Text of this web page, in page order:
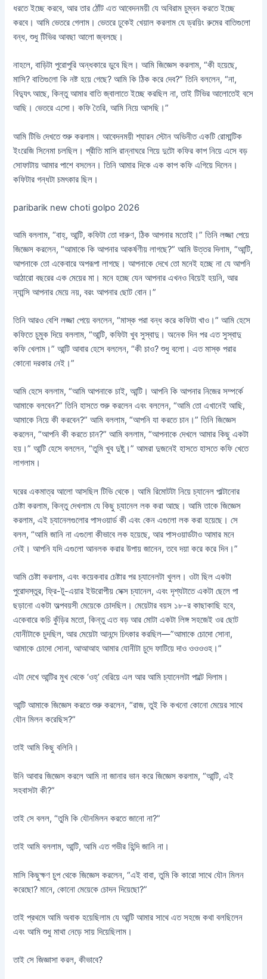
ধরতে ইচ্ছে করবে, আর তার ঠোঁট এত ​​আবেদনময়ী যে অবিরাম চুম্বন করতে ইচ্ছে
করবে। আমি ভেতরে গেলাম। ভেতরে ঢুকেই খেয়াল করলাম যে ড্রয়িং রুমের বাতিগুলো
বন্ধ, শুধু টিভির আবছা আলো জ্বলছে।
নাহলে, বাড়িটা পুরোপুরি অন্ধকারে ডুবে ছিল। আমি জিজ্ঞেস করলাম, “কী হয়েছে,
মাসি? বাতিগুলো কি নষ্ট হয়ে গেছে? আমি কি ঠিক করে দেব?” তিনি বললেন, “না,
বিদ্যুৎ আছে, কিন্তু আমার বাতি জ্বালাতে ইচ্ছে করছিল না, তাই টিভির আলোতেই বসে
আছি। ভেতরে এসো। কফি তৈরি, আমি নিয়ে আসছি।”
আমি টিভি দেখতে শুরু করলাম। আবেদনময়ী শ্যারন স্টোন অভিনীত একটি রোমান্টিক
ইংরেজি সিনেমা চলছিল। প্রীতি মাসি রান্নাঘরে গিয়ে দুটো কফির কাপ নিয়ে এসে বড়
সোফাটায় আমার পাশে বসলেন। তিনি আমার দিকে এক কাপ কফি এগিয়ে দিলেন।
কফিটার গন্ধটা চমৎকার ছিল।
paribarik new choti golpo 2026
আমি বললাম, “বাহ্, আন্টি, কফিটা তো দারুণ, ঠিক আপনার মতোই।” তিনি লজ্জা পেয়ে
জিজ্ঞেস করলেন, “আমাকে কি আপনার আকর্ষণীয় লাগছে?” আমি উত্তর দিলাম, “আন্টি,
আপনাকে তো একেবারে অপরূপা লাগছে। আপনাকে দেখে তো মনেই হচ্ছে না যে আপনি
আঠারো বছরের এক মেয়ের মা। মনে হচ্ছে যেন আপনার এখনও বিয়েই হয়নি, আর
ন্যান্সি আপনার মেয়ে নয়, বরং আপনার ছোট বোন।”
তিনি আরও বেশি লজ্জা পেয়ে বললেন, “মাস্ক পরা বন্ধ করে কফিটা খাও।” আমি হেসে
কফিতে চুমুক দিয়ে বললাম, “আন্টি, কফিটা খুব সুস্বাদু। অনেক দিন পর এত সুস্বাদু
কফি খেলাম।” আন্টি আবার হেসে বললেন, “কী চাও? শুধু বলো। এত মাস্ক পরার
কোনো দরকার নেই।”
আমি হেসে বললাম, “আমি আপনাকে চাই, আন্টি। আপনি কি আপনার নিজের সম্পর্কে
আমাকে বলবেন?” তিনি হাসতে শুরু করলেন এবং বললেন, “আমি তো এখানেই আছি,
আমাকে নিয়ে কী করবেন?” আমি বললাম, “আপনি যা করতে চান।” তিনি জিজ্ঞেস
করলেন, “আপনি কী করতে চান?” আমি বললাম, “আপনাকে দেখলে আমার কিছু একটা
হয়।” আন্টি হেসে বললেন, “তুমি খুব দুষ্টু।” আমরা দুজনেই হাসতে হাসতে কফি খেতে
লাগলাম।
ঘরের একমাত্র আলো আসছিল টিভি থেকে। আমি রিমোটটা নিয়ে চ্যানেল পাল্টানোর
চেষ্টা করলাম, কিন্তু দেখলাম যে কিছু চ্যানেল লক করা আছে। আমি তাকে জিজ্ঞেস
করলাম, এই চ্যানেলগুলোর পাসওয়ার্ড কী এবং কেন এগুলো লক করা হয়েছে। সে
বলল, “আমি জানি না এগুলো কীভাবে লক হয়েছে, আর পাসওয়ার্ডটাও আমার মনে
নেই। আপনি যদি এগুলো আনলক করার উপায় জানেন, তবে দয়া করে করে দিন।”
আমি চেষ্টা করলাম, এবং কয়েকবার চেষ্টার পর চ্যানেলটা খুলল। ওটা ছিল একটা
পুরোদস্তুর, ফ্রি-টু-এয়ার ইউরোপীয় সেক্স চ্যানেল, এবং দৃশ্যটাতে একটা ছেলে পা
ছড়ানো একটা অল্পবয়সী মেয়েকে চোদছিল। মেয়েটার বয়স ১৮-র কাছাকাছি হবে,
একেবারে কচি কুঁড়ির মতো, কিন্তু এত বড় আর মোটা একটা লিঙ্গ সহজেই ওর ছোট
যোনীটাকে চুদছিল, আর মেয়েটা আনন্দে চিৎকার করছিল—”আমাকে চোদো সোনা,
আমাকে চোদো সোনা, আআআহ আমার যোনীটা চুদে ফাটিয়ে দাও ওওওওহ।”
এটা দেখে আন্টির মুখ থেকে ‘ওহ্’ বেরিয়ে এল আর আমি চ্যানেলটা পাল্টে দিলাম।
আন্টি আমাকে জিজ্ঞেস করতে শুরু করলেন, “রাজ, তুই কি কখনো কোনো মেয়ের সাথে
যৌন মিলন করেছিস?”
তাই আমি কিছু বলিনি।
উনি আবার জিজ্ঞেস করলে আমি না জানার ভান করে জিজ্ঞেস করলাম, “আন্টি, এই
সহবাসটা কী?”
তাই সে বলল, “তুমি কি যৌনমিলন করতে জানো না?”
তাই আমি বললাম, আন্টি, আমি এত গভীর হিন্দি জানি না।
মাসি কিছুক্ষণ চুপ থেকে জিজ্ঞেস করলেন, “এই বাবা, তুমি কি কারো সাথে যৌন মিলন
করেছো? মানে, কোনো মেয়েকে চোদন দিয়েছো?”
তাই প্রথমে আমি অবাক হয়েছিলাম যে আন্টি আমার সাথে এত সহজে কথা বলছিলেন
এবং আমি শুধু মাথা নেড়ে সায় দিয়েছিলাম।
তাই সে জিজ্ঞাসা করল, কীভাবে?